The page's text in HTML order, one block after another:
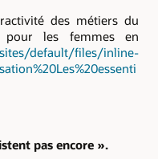
des métiers du
pour les femmes en
default/files/inline-
pas encore ».